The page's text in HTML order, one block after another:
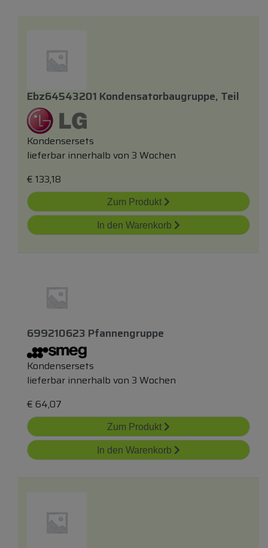
Ebz64543201 Kondensatorbaugruppe, Teil
Kondensersets
lieferbar innerhalb von 3 Wochen
€ 133,18
Zum Produkt
In den Warenkorb
699210623 Pfannengruppe
Kondensersets
lieferbar innerhalb von 3 Wochen
€ 64,07
Zum Produkt
In den Warenkorb